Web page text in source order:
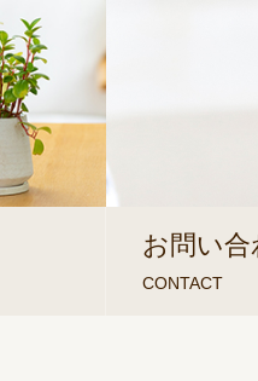
お問い合
CONTACT